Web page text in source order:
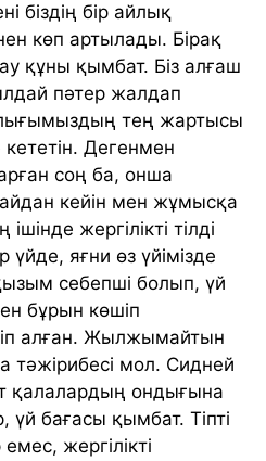
біздің бір айлық
көп артылады. Бірақ
құны қымбат. Біз алғаш
пәтер жалдап
тең жартысы
Дегенмен
соң ба, онша
кейін мен жұмысқа
жергілікті тілді
үйде, яғни өз үйімізде
себепші болып, үй
бұрын көшіп
алған. Жылжымайтын
тәжірибесі мол. Сидней
қалалардың ондығына
үй бағасы қымбат. Тіпті
жергілікті